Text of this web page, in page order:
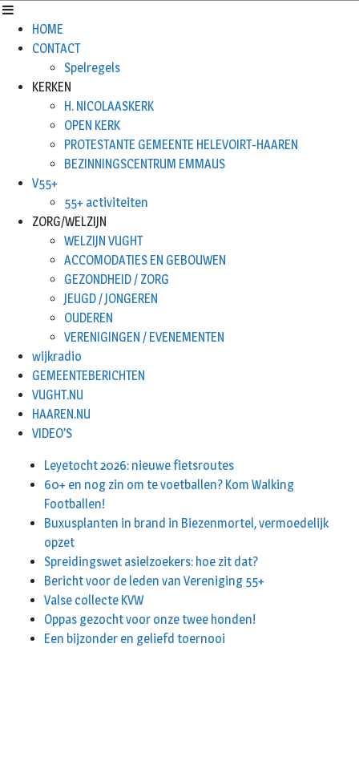
HOME
CONTACT
Spelregels
KERKEN
H. NICOLAASKERK
OPEN KERK
PROTESTANTE GEMEENTE HELEVOIRT-HAAREN
BEZINNINGSCENTRUM EMMAUS
V55+
55+ activiteiten
ZORG/WELZIJN
WELZIJN VUGHT
ACCOMODATIES EN GEBOUWEN
GEZONDHEID / ZORG
JEUGD / JONGEREN
OUDEREN
VERENIGINGEN / EVENEMENTEN
wijkradio
GEMEENTEBERICHTEN
VUGHT.NU
HAAREN.NU
VIDEO’S
Leyetocht 2026: nieuwe fietsroutes
60+ en nog zin om te voetballen? Kom Walking
Footballen!
Buxusplanten in brand in Biezenmortel, vermoedelijk
opzet
Spreidingswet asielzoekers: hoe zit dat?
Bericht voor de leden van Vereniging 55+
Valse collecte KVW
Oppas gezocht voor onze twee honden!
Een bijzonder en geliefd toernooi